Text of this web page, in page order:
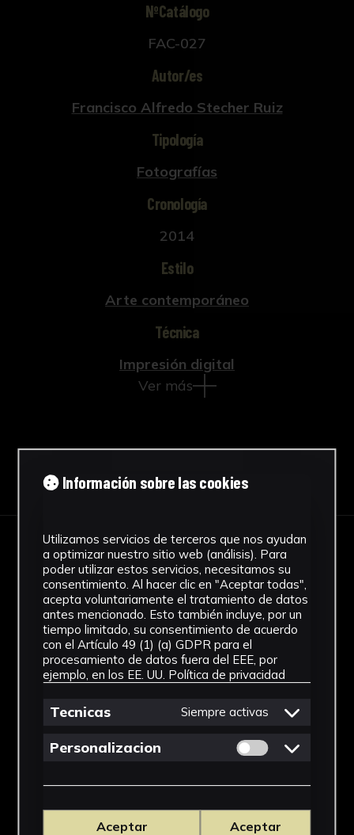
NºCatálogo
FAC-027
Autor/es
Francisco Alfredo Stecher Ruiz
Tipología
Fotografías
Cronología
2014
Estilo
Arte contemporáneo
Técnica
Impresión digital
Ver más
Descargar Ficha
IMÁGENES
Información sobre las cookies
Utilizamos servicios de terceros que nos ayudan
a optimizar nuestro sitio web (análisis). Para
poder utilizar estos servicios, necesitamos su
consentimiento. Al hacer clic en "Aceptar todas",
acepta voluntariamente el tratamiento de datos
antes mencionado. Esto también incluye, por un
tiempo limitado, su consentimiento de acuerdo
con el Artículo 49 (1) (a) GDPR para el
procesamiento de datos fuera del EEE, por
ejemplo, en los EE. UU. Política de privacidad
Tecnicas Siempre activas
Personalizacion Permitir cookies
Aceptar
Aceptar